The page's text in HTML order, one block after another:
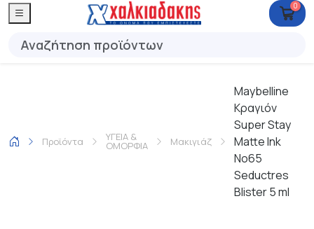
0
Προϊόντα ΥΓΕΙΑ &
ΟΜΟΡΦΙΑ Μακιγιάζ
Maybelline
Κραγιόν
Super Stay
Matte Ink
No65
Seductres
Blister 5 ml